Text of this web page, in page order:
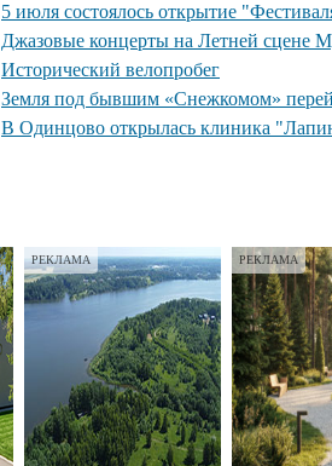
5 июля состоялось открытие
Джазовые концерты на Летней сцене
Исторический велопробег
Земля под бывшим «Снежкомом»
В Одинцово открылась клиника
РЕКЛАМА РЕКЛАМА